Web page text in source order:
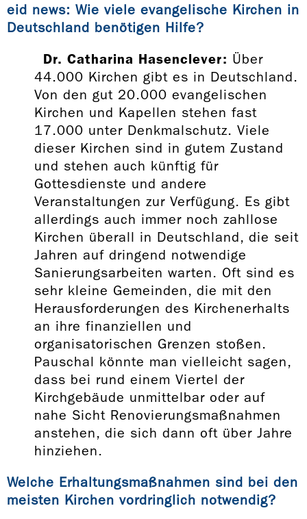
eid news: Wie viele evangelische Kirchen in
Deutschland benötigen Hilfe?
Dr. Catharina Hasenclever: Über
44.000 Kirchen gibt es in Deutschland.
Von den gut 20.000 evangelischen
Kirchen und Kapellen stehen fast
17.000 unter Denkmalschutz. Viele
dieser Kirchen sind in gutem Zustand
und stehen auch künftig für
Gottesdienste und andere
Veranstaltungen zur Verfügung. Es gibt
allerdings auch immer noch zahllose
Kirchen überall in Deutschland, die seit
Jahren auf dringend notwendige
Sanierungsarbeiten warten. Oft sind es
sehr kleine Gemeinden, die mit den
Herausforderungen des Kirchenerhalts
an ihre finanziellen und
organisatorischen Grenzen stoßen.
Pauschal könnte man vielleicht sagen,
dass bei rund einem Viertel der
Kirchgebäude unmittelbar oder auf
nahe Sicht Renovierungsmaßnahmen
anstehen, die sich dann oft über Jahre
hinziehen.
Welche Erhaltungsmaßnahmen sind bei den
meisten Kirchen vordringlich notwendig?